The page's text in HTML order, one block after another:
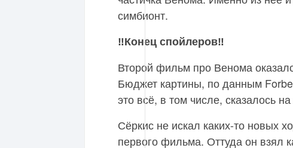
симбионт.
‼️Конец спойлеров‼️
Второй фильм про Венома
Бюджет картины, по данным
это всё, в том числе, сказалось
Сёркис не искал каких-то новых
первого фильма. Оттуда он взял